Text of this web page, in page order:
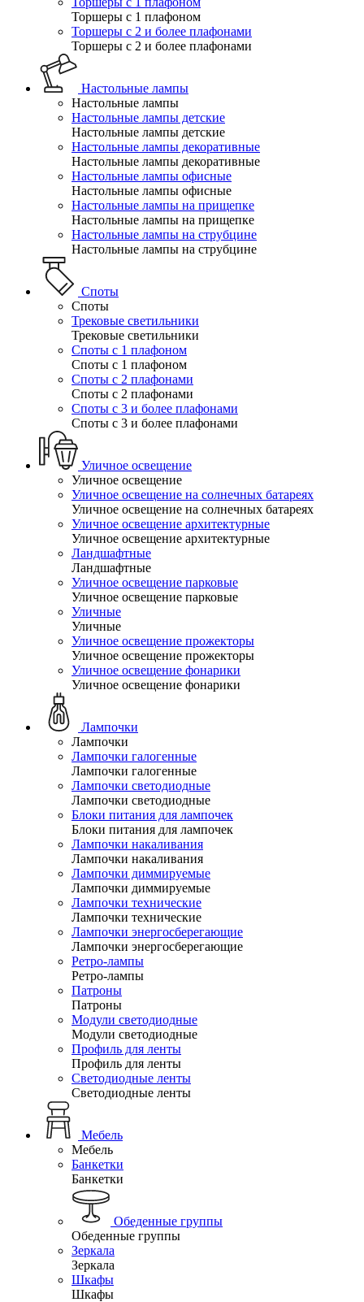
Торшеры с 1 плафоном
Торшеры с 2 и более плафонами
Торшеры с 2 и более плафонами
Настольные лампы
Настольные лампы
Настольные лампы детские
Настольные лампы детские
Настольные лампы декоративные
Настольные лампы декоративные
Настольные лампы офисные
Настольные лампы офисные
Настольные лампы на прищепке
Настольные лампы на прищепке
Настольные лампы на струбцине
Настольные лампы на струбцине
Споты
Споты
Трековые светильники
Трековые светильники
Споты с 1 плафоном
Споты с 1 плафоном
Споты с 2 плафонами
Споты с 2 плафонами
Споты с 3 и более плафонами
Споты с 3 и более плафонами
Уличное освещение
Уличное освещение
Уличное освещение на солнечных батареях
Уличное освещение на солнечных батареях
Уличное освещение архитектурные
Уличное освещение архитектурные
Ландшафтные
Ландшафтные
Уличное освещение парковые
Уличное освещение парковые
Уличные
Уличные
Уличное освещение прожекторы
Уличное освещение прожекторы
Уличное освещение фонарики
Уличное освещение фонарики
Лампочки
Лампочки
Лампочки галогенные
Лампочки галогенные
Лампочки светодиодные
Лампочки светодиодные
Блоки питания для лампочек
Блоки питания для лампочек
Лампочки накаливания
Лампочки накаливания
Лампочки диммируемые
Лампочки диммируемые
Лампочки технические
Лампочки технические
Лампочки энергосберегающие
Лампочки энергосберегающие
Ретро-лампы
Ретро-лампы
Патроны
Патроны
Модули светодиодные
Модули светодиодные
Профиль для ленты
Профиль для ленты
Светодиодные ленты
Светодиодные ленты
Мебель
Мебель
Банкетки
Банкетки
Обеденные группы
Обеденные группы
Зеркала
Зеркала
Шкафы
Шкафы